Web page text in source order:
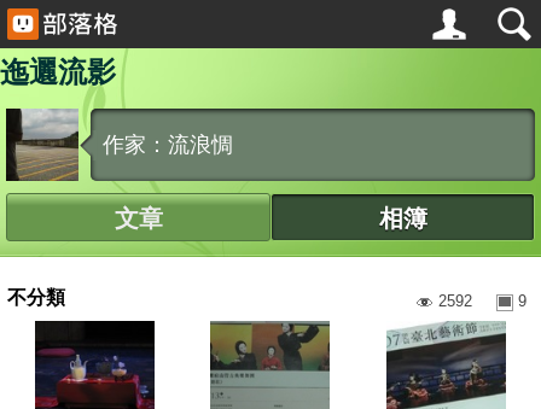
迤邐流影
作家：流浪惆
文章 相簿
不分類 9
2592